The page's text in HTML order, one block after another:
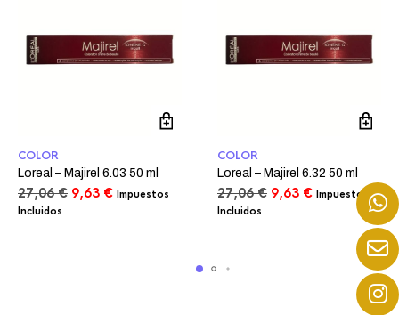
COLOR
Loreal – Majirel 6.03 50 ml
27,06€ El
9,63 €ElImpuestos
Incluidos
COLOR
Loreal – Majirel 6.32 50 ml
27,06€ El
9,63 €El
9,63 €.
Impuestos
Incluidos